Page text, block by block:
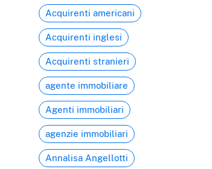
Acquirenti americani
Acquirenti inglesi
Acquirenti stranieri
agente immobiliare
Agenti immobiliari
agenzie immobiliari
Annalisa Angellotti